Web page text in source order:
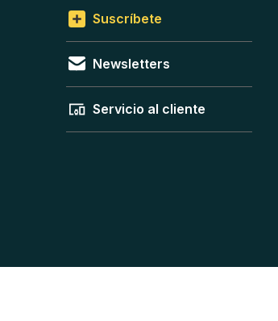
Suscríbete
Newsletters
Servicio al cliente